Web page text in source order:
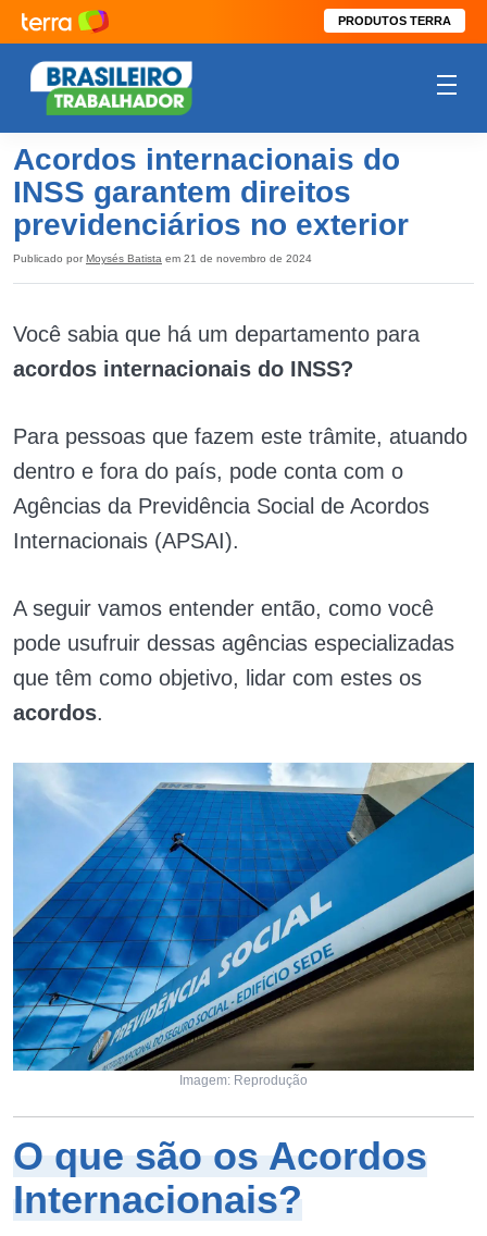
PRODUTOS TERRA
Acordos internacionais do
INSS garantem direitos
previdenciários no exterior
Publicado por Moysés Batista em 21 de novembro de 2024
Você sabia que há um departamento para
acordos internacionais do INSS?
Para pessoas que fazem este trâmite, atuando
dentro e fora do país, pode conta com o
Agências da Previdência Social de Acordos
Internacionais (APSAI).
A seguir vamos entender então, como você
pode usufruir dessas agências especializadas
que têm como objetivo, lidar com estes os
acordos.
Imagem: Reprodução
O que são os Acordos
Internacionais?